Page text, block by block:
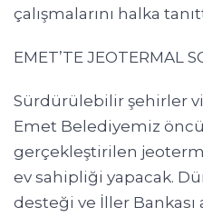
çalışmalarını halka
EMET’TE JEOTERMAL
Sürdürülebilir şehirler
Emet Belediyemiz
gerçekleştirilen
ev sahipliği yapacak.
desteği ve İller Bankası